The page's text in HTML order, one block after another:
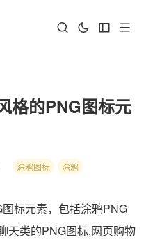
格的PNG图标元
涂鸦图标 涂鸦
标元素，包括涂鸦PNG
天类的PNG图标,网页购物